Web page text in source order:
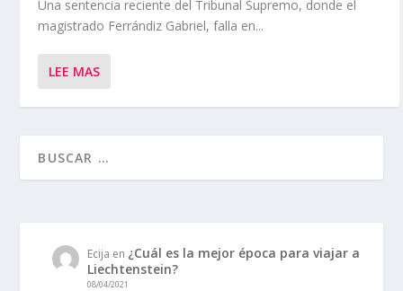
Una sentencia reciente del Tribunal Supremo, donde el
magistrado Ferrándiz Gabriel, falla en...
LEE MAS
Ecija en ¿Cuál es la mejor época para viajar a
Liechtenstein?
08/04/2021